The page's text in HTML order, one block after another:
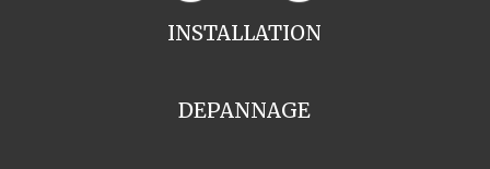
INSTALLATION
DEPANNAGE